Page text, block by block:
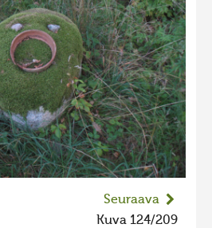
2024
2023
lisa
Seuraava
Kuva 124/209